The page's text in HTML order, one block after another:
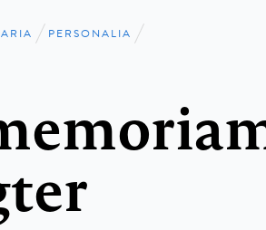
PERSONALIA